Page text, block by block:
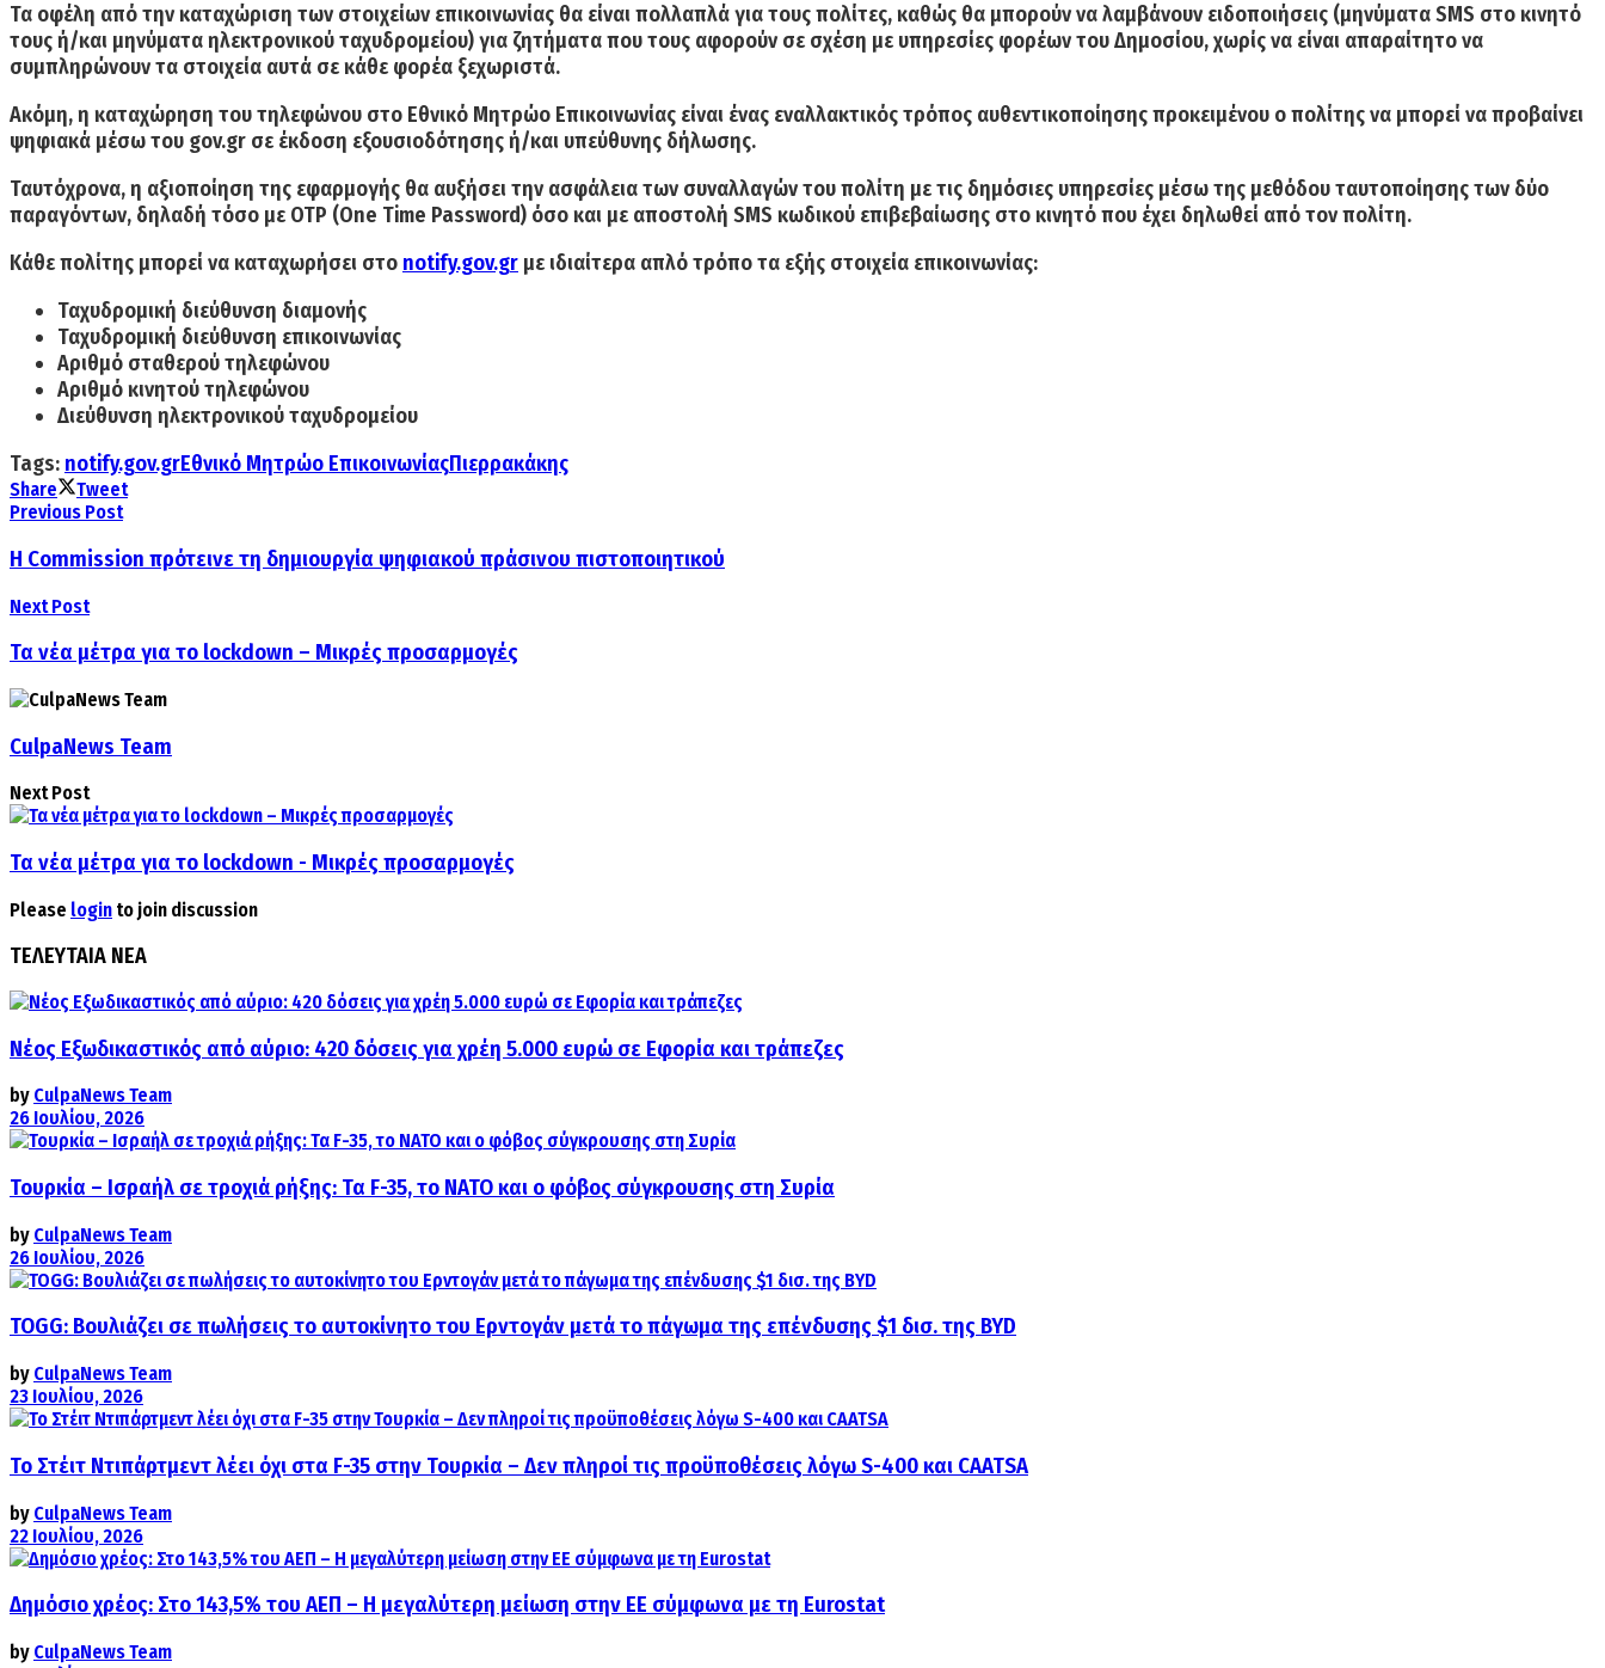
Τα οφέλη από την καταχώριση των στοιχείων επικοινωνίας θα είναι πολλαπλά για τους πολίτες, καθώς θα μπορούν να λαμβάνουν ειδοποιήσεις (μηνύματα SMS στο κινητό
τους ή/και μηνύματα ηλεκτρονικού ταχυδρομείου) για ζητήματα που τους αφορούν σε σχέση με υπηρεσίες φορέων του Δημοσίου, χωρίς να είναι απαραίτητο να
συμπληρώνουν τα στοιχεία αυτά σε κάθε φορέα ξεχωριστά.
Ακόμη, η καταχώρηση του τηλεφώνου στο Εθνικό Μητρώο Επικοινωνίας είναι ένας εναλλακτικός τρόπος αυθεντικοποίησης προκειμένου ο πολίτης να μπορεί να προβαίνει
ψηφιακά μέσω του gov.gr σε έκδοση εξουσιοδότησης ή/και υπεύθυνης δήλωσης.
Ταυτόχρονα, η αξιοποίηση της εφαρμογής θα αυξήσει την ασφάλεια των συναλλαγών του πολίτη με τις δημόσιες υπηρεσίες μέσω της μεθόδου ταυτοποίησης των δύο
παραγόντων, δηλαδή τόσο με OTP (One Time Password) όσο και με αποστολή SMS κωδικού επιβεβαίωσης στο κινητό που έχει δηλωθεί από τον πολίτη.
Κάθε πολίτης μπορεί να καταχωρήσει στο notify.gov.gr με ιδιαίτερα απλό τρόπο τα εξής στοιχεία επικοινωνίας:
Ταχυδρομική διεύθυνση διαμονής
Ταχυδρομική διεύθυνση επικοινωνίας
Αριθμό σταθερού τηλεφώνου
Αριθμό κινητού τηλεφώνου
Διεύθυνση ηλεκτρονικού ταχυδρομείου
Tags: notify.gov.grΕθνικό Μητρώο ΕπικοινωνίαςΠιερρακάκης
Share
Tweet
Previous Post
Η Commission πρότεινε τη δημιουργία ψηφιακού πράσινου πιστοποιητικού
Next Post
Τα νέα μέτρα για το lockdown – Μικρές προσαρμογές
CulpaNews Team
Next Post
Τα νέα μέτρα για το lockdown - Μικρές προσαρμογές
Please login to join discussion
ΤΕΛΕΥΤΑΙΑ ΝΕΑ
Νέος Εξωδικαστικός από αύριο: 420 δόσεις για χρέη 5.000 ευρώ σε Εφορία και τράπεζες
by CulpaNews Team
26 Ιουλίου, 2026
Τουρκία – Ισραήλ σε τροχιά ρήξης: Τα F-35, το ΝΑΤΟ και ο φόβος σύγκρουσης στη Συρία
by CulpaNews Team
26 Ιουλίου, 2026
TOGG: Βουλιάζει σε πωλήσεις το αυτοκίνητο του Ερντογάν μετά το πάγωμα της επένδυσης $1 δισ. της BYD
by CulpaNews Team
23 Ιουλίου, 2026
Το Στέιτ Ντιπάρτμεντ λέει όχι στα F-35 στην Τουρκία – Δεν πληροί τις προϋποθέσεις λόγω S-400 και CAATSA
by CulpaNews Team
22 Ιουλίου, 2026
Δημόσιο χρέος: Στο 143,5% του ΑΕΠ – Η μεγαλύτερη μείωση στην ΕΕ σύμφωνα με τη Eurostat
by CulpaNews Team